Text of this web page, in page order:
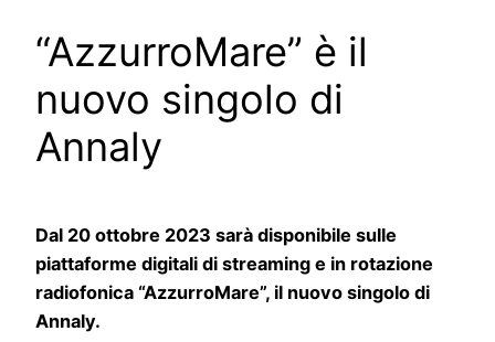
“AzzurroMare” è il
nuovo singolo di
Annaly
Dal 20 ottobre 2023 sarà disponibile sulle
piattaforme digitali di streaming e in rotazione
radiofonica “AzzurroMare”, il nuovo singolo di
Annaly.